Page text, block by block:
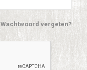
Wachtwoord vergeten?